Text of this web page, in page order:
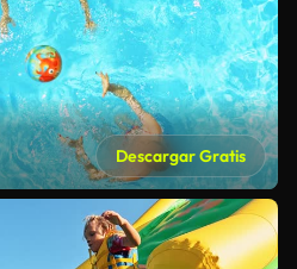
Descargar Gratis